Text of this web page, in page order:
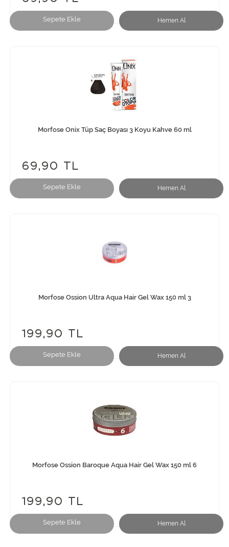
Sepete Ekle Hemen Al
Sepete Ekle Hemen Al
Morfose Onix Tüp Saç Boyası 3 Koyu Kahve 60 ml
69,90 TL
Sepete Ekle Hemen Al
Morfose Ossion Ultra Aqua Hair Gel Wax 150 ml 3
199,90 TL
Sepete Ekle Hemen Al
Morfose Ossion Baroque Aqua Hair Gel Wax 150 ml 6
199,90 TL